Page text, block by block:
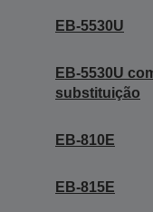
EB-5530U
EB-5530U
substituição
EB-810E
EB-815E